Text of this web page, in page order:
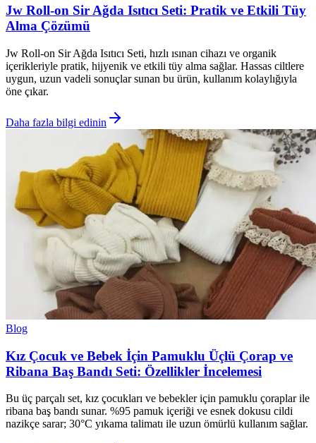
Jw Roll-on Sir Ağda Isıtıcı Seti: Pratik ve Etkili Tüy
Alma Çözümü
Jw Roll-on Sir Ağda Isıtıcı Seti, hızlı ısınan cihazı ve organik
içerikleriyle pratik, hijyenik ve etkili tüy alma sağlar. Hassas ciltlere
uygun, uzun vadeli sonuçlar sunan bu ürün, kullanım kolaylığıyla
öne çıkar.
Daha fazla bilgi edinin
Blog
Kız Çocuk ve Bebek İçin Pamuklu Üçlü Çorap ve
Ribana Baş Bandı Seti: Özellikler İncelemesi
Bu üç parçalı set, kız çocukları ve bebekler için pamuklu çoraplar ile
ribana baş bandı sunar. %95 pamuk içeriği ve esnek dokusu cildi
nazikçe sarar; 30°C yıkama talimatı ile uzun ömürlü kullanım sağlar.